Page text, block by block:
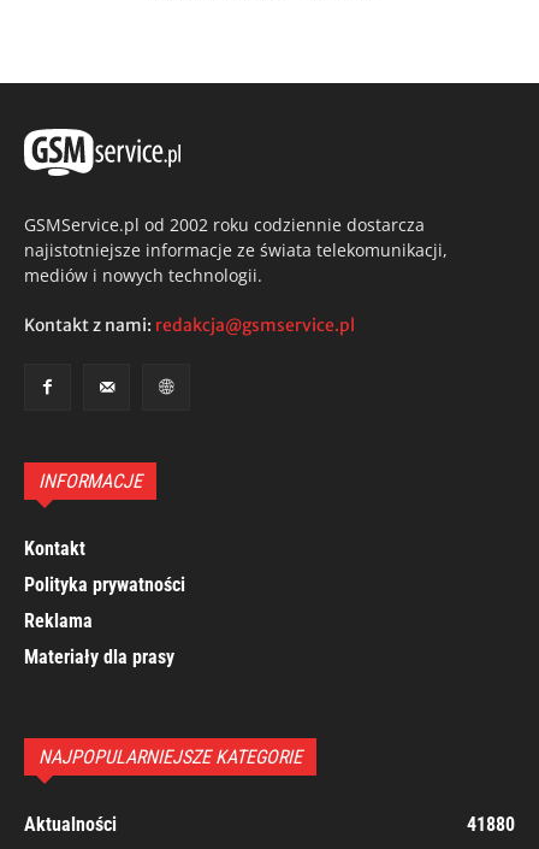
GSMService.pl od 2002 roku codziennie dostarcza
najistotniejsze informacje ze świata telekomunikacji,
mediów i nowych technologii.
Kontakt z nami: redakcja@gsmservice.pl
INFORMACJE
Kontakt
Polityka prywatności
Reklama
Materiały dla prasy
NAJPOPULARNIEJSZE KATEGORIE
Aktualności 41880